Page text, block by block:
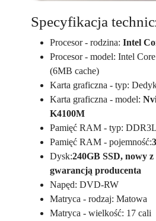
Specyfikacja
Procesor - rodzina: Intel
Procesor - model: Intel
(6MB cache)
Karta graficzna - typ:
Karta graficzna - model:
K4100M
Pamięć RAM - typ: DDR3L
Pamięć RAM - pojemność:
Dysk:240GB SSD, nowy
gwarancją producenta
Napęd: DVD-RW
Matryca - rodzaj: Matowa
Matryca - wielkość: 17 cali